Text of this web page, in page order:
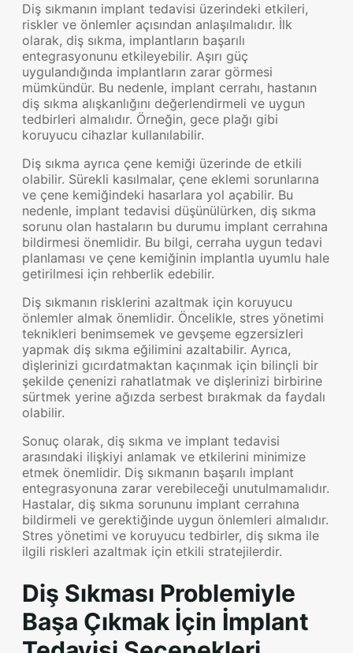
Diş sıkmanın implant tedavisi üzerindeki etkileri,
riskler ve önlemler açısından anlaşılmalıdır. İlk
olarak, diş sıkma, implantların başarılı
entegrasyonunu etkileyebilir. Aşırı güç
uygulandığında implantların zarar görmesi
mümkündür. Bu nedenle, implant cerrahı, hastanın
diş sıkma alışkanlığını değerlendirmeli ve uygun
tedbirleri almalıdır. Örneğin, gece plağı gibi
koruyucu cihazlar kullanılabilir.
Diş sıkma ayrıca çene kemiği üzerinde de etkili
olabilir. Sürekli kasılmalar, çene eklemi sorunlarına
ve çene kemiğindeki hasarlara yol açabilir. Bu
nedenle, implant tedavisi düşünülürken, diş sıkma
sorunu olan hastaların bu durumu implant cerrahına
bildirmesi önemlidir. Bu bilgi, cerraha uygun tedavi
planlaması ve çene kemiğinin implantla uyumlu hale
getirilmesi için rehberlik edebilir.
Diş sıkmanın risklerini azaltmak için koruyucu
önlemler almak önemlidir. Öncelikle, stres yönetimi
teknikleri benimsemek ve gevşeme egzersizleri
yapmak diş sıkma eğilimini azaltabilir. Ayrıca,
dişlerinizi gıcırdatmaktan kaçınmak için bilinçli bir
şekilde çenenizi rahatlatmak ve dişlerinizi birbirine
sürtmek yerine ağızda serbest bırakmak da faydalı
olabilir.
Sonuç olarak, diş sıkma ve implant tedavisi
arasındaki ilişkiyi anlamak ve etkilerini minimize
etmek önemlidir. Diş sıkmanın başarılı implant
entegrasyonuna zarar verebileceği unutulmamalıdır.
Hastalar, diş sıkma sorununu implant cerrahına
bildirmeli ve gerektiğinde uygun önlemleri almalıdır.
Stres yönetimi ve koruyucu tedbirler, diş sıkma ile
ilgili riskleri azaltmak için etkili stratejilerdir.
Diş Sıkması Problemiyle
Başa Çıkmak İçin İmplant